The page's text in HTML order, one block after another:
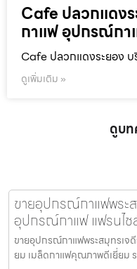
Cafe ปลวกแดง
กาแฟ อุปกรณ์กา
Cafe ปลวกแดงระยอง บ
ดูเพิ่มเติม »
ดูบ
ขายอุปกรณ์กาแฟพระ
อุปกรณ์กาแฟ แฟรนไช
ขายอุปกรณ์กาแฟพระสมุทรเจ
ยม เมล็ดกาแฟคุณภาพดีเยี่ยม